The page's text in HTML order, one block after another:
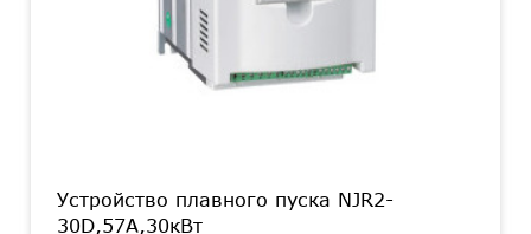
Устройство плавного пуска NJR2-
30D,57А,30кВт